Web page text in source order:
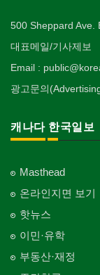
500 Sheppard Ave.
대표메일/기사제보
Email :
광고문의
캐나다 한국일보
Masthead
온라인지면 보기
핫뉴스
이민·유학
부동산·재정